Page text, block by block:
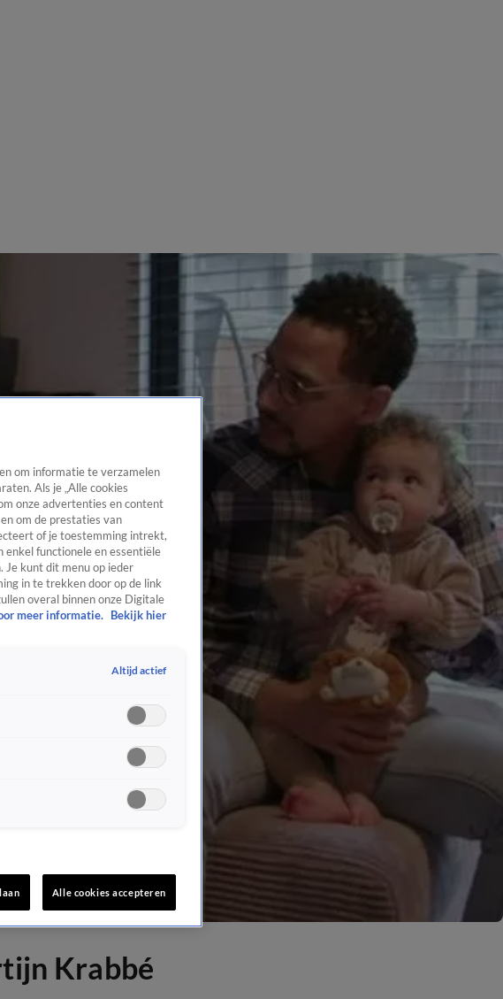
Krabbé
om informatie te verzamelen
Als je „Alle cookies
onze advertenties en content
om de prestaties van
of je toestemming intrekt,
enkel functionele en essentiële
Je kunt dit menu op ieder
in te trekken door op de link
overal binnen onze Digitale
meer informatie.
Bekijk hier
Altijd actief
Alle cookies accepteren